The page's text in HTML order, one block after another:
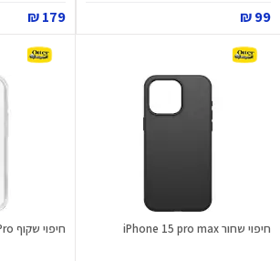
99 ₪
179 ₪
חיפוי שחור iPhone 15 pro max חיפוי שקוף iPhone 15 Pro